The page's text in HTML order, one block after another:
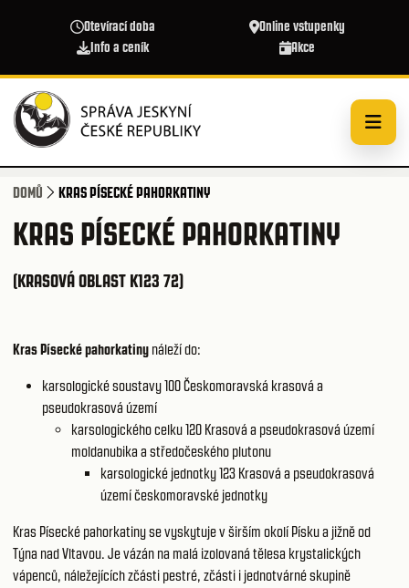
Otevírací doba
Online vstupenky
Info a ceník
Akce
DOMŮ KRAS PÍSECKÉ PAHORKATINY
KRAS PÍSECKÉ PAHORKATINY
(KRASOVÁ OBLAST K123 72)
Kras Písecké pahorkatiny náleží do:
karsologické soustavy 100Českomoravská krasová a
pseudokrasová území
karsologického celku 120 Krasová a pseudokrasová území
moldanubika a středočeského plutonu
karsologické jednotky 123 Krasová a pseudokrasová
území českomoravské jednotky
Kras Písecké pahorkatiny se vyskytuje v širším okolí Písku a jižně od
Týna nad Vltavou. Je vázán na malá izolovaná tělesa krystalických
vápenců, náležejících zčásti pestré, zčásti i jednotvárné skupině